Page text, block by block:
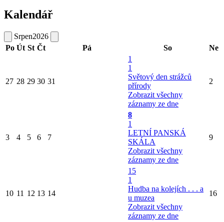
Kalendář
Srpen2026
Po Út St Čt Pá So Ne
27 28 29 30 31
1
1
Světový den strážců
přírody
Zobrazit všechny
záznamy ze dne
2
3 4 5 6 7
8
1
LETNÍ PANSKÁ
SKÁLA
Zobrazit všechny
záznamy ze dne
9
10 11 12 13 14
15
1
Hudba na kolejích . . . a
u muzea
Zobrazit všechny
záznamy ze dne
16